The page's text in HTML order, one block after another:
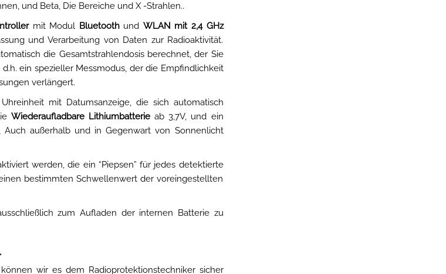
und Beta, Die Bereiche und X -Strahlen..
mit Modul Bluetoothund WLAN mit 2,4 GHz
und Verarbeitung von Daten zur Radioaktivität.
die Gesamtstrahlendosis berechnet, der Sie
d.h. ein spezieller Messmodus, der die Empfindlichkeit
verlängert.
mit Datumsanzeige, die sich automatisch
Wiederaufladbare Lithiumbatterieab 3,7V, und ein
Auch außerhalb und in Gegenwart von Sonnenlicht
werden, die ein “Piepsen” für jedes detektierte
bestimmten Schwellenwert der voreingestellten
zum Aufladen der internen Batterie zu
wir es dem Radioprotektionstechniker sicher